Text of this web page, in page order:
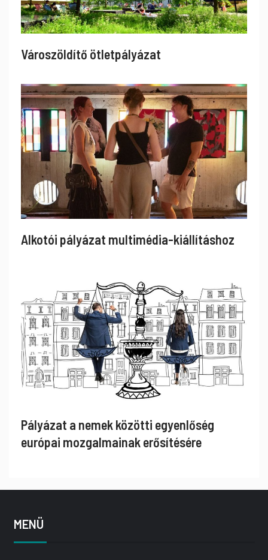
Városzöldítő ötletpályázat
Alkotói pályázat multimédia-kiállításhoz
Pályázat a nemek közötti egyenlőség
európai mozgalmainak erősítésére
MENÜ